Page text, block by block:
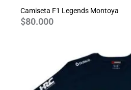
Camiseta F1 Legends Montoya
$80.000